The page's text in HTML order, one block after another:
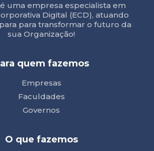
uma empresa especialista em
Digital (ECD), atuando
para transformar o futuro da
sua Organização!
quem fazemos
Empresas
Faculdades
Governos
O que fazemos